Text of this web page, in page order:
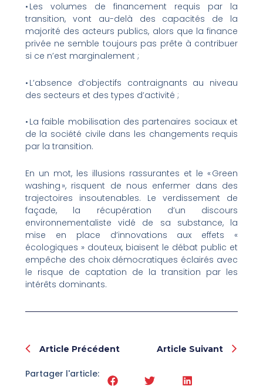
• Les volumes de financement requis par la
transition, vont au-delà des capacités de la
majorité des acteurs publics, alors que la finance
privée ne semble toujours pas prête à contribuer
si ce n’est marginalement ;
• L’absence d’objectifs contraignants au niveau
des secteurs et des types d’activité ;
• La faible mobilisation des partenaires sociaux et
de la société civile dans les changements requis
par la transition.
En un mot, les illusions rassurantes et le « Green
washing », risquent de nous enfermer dans des
trajectoires insoutenables. Le verdissement de
façade, la récupération d’un discours
environnementaliste vidé de sa substance, la
mise en place d’innovations aux effets «
écologiques » douteux, biaisent le débat public et
empêche des choix démocratiques éclairés avec
le risque de captation de la transition par les
intérêts dominants.
Prev
Article Précédent Article Suivant
Partager l'article: